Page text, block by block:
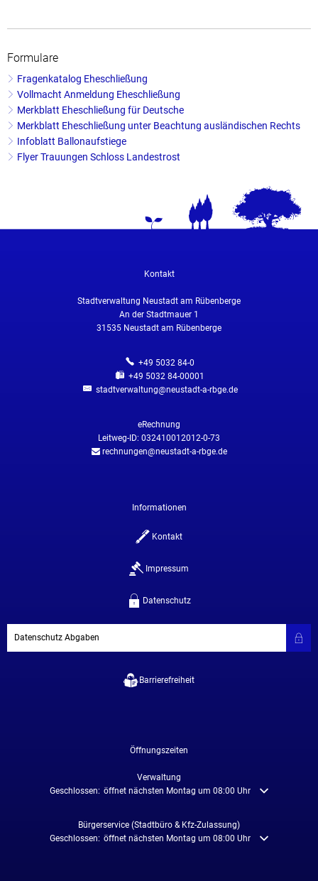
Formulare
Fragenkatalog Eheschließung
Vollmacht Anmeldung Eheschließung
Merkblatt Eheschließung für Deutsche
Merkblatt Eheschließung unter Beachtung ausländischen Rechts
Infoblatt Ballonaufstiege
Flyer Trauungen Schloss Landestrost
Kontakt
Stadtverwaltung Neustadt am Rübenberge
An der Stadtmauer 1
31535 Neustadt am Rübenberge
+49 5032 84-0
+49 5032 84-00001
stadtverwaltung@neustadt-a-rbge.de
eRechnung
Leitweg-ID: 032410012012-0-73
rechnungen@neustadt-a-rbge.de
Informationen
Kontakt
Impressum
Datenschutz
Datenschutz Abgaben
Barrierefreiheit
Öffnungszeiten
Verwaltung
Klicken, um weitere Öffnungs- oder Schließzeiten auszublenden
Geschlossen: öffnet nächsten Montag um 08:00 Uhr
Bürgerservice (Stadtbüro & Kfz-Zulassung)
Klicken, um weitere Öffnungs- oder Schließzeiten auszublenden
Geschlossen: öffnet nächsten Montag um 08:00 Uhr